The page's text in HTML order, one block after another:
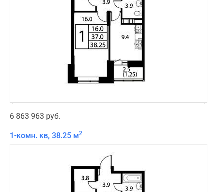
6 863 963 руб.
1-комн. кв, 38.25 м2